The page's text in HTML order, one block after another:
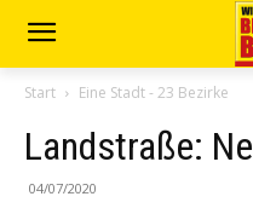
Start Eine Stadt - 23 Bezirke
Landstraße:
04/07/2020